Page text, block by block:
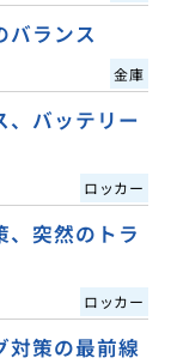
バランス
金庫
、バッテリー
ロッカー
、突然のトラ
ロッカー
対策の最前線